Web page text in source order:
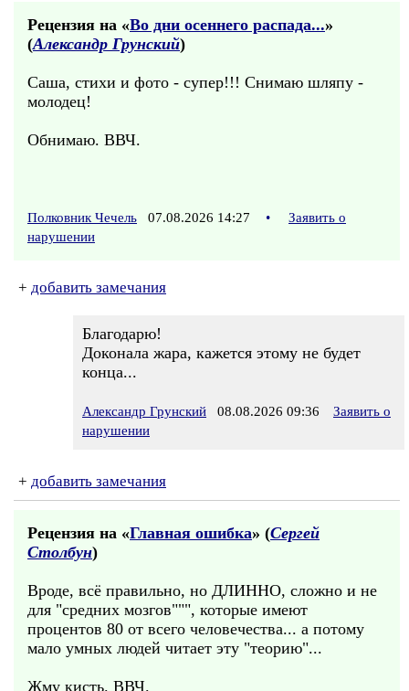
Рецензия на «Во дни осеннего распада...»
(Александр Грунский)
Саша, стихи и фото - супер!!! Снимаю шляпу -
молодец!
Обнимаю. ВВЧ.
Полковник Чечель 07.08.2026 14:27 •
Заявить о
нарушении
+ добавить замечания
Благодарю!
Доконала жара, кажется этому не будет
конца...
Александр Грунский 08.08.2026 09:36
Заявить о
нарушении
+ добавить замечания
Рецензия на «Главная ошибка» (Сергей
Столбун)
Вроде, всё правильно, но ДЛИННО, сложно и не
для "средних мозгов""", которые имеют
процентов 80 от всего человечества... а потому
мало умных людей читает эту "теорию"...
Жму кисть. ВВЧ.